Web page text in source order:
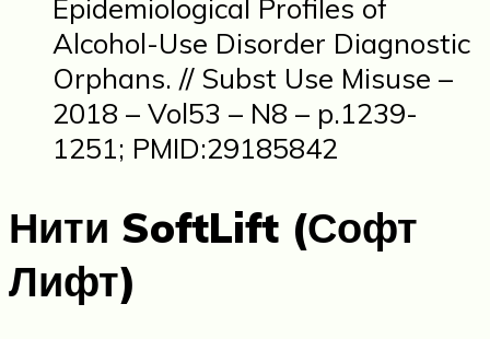
Epidemiological Profiles of
Alcohol-Use Disorder Diagnostic
Orphans. // Subst Use Misuse –
2018 – Vol53 – N8 – p.1239-
1251; PMID:29185842
Нити SoftLift (Софт
Лифт)